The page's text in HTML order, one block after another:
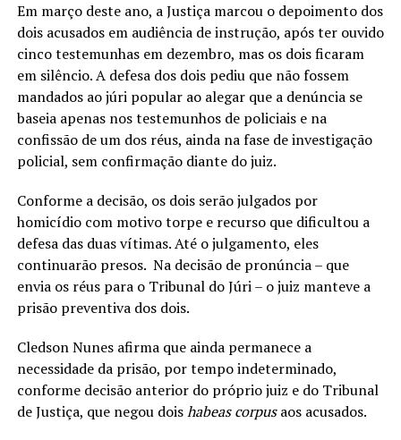
Em março deste ano, a Justiça marcou o depoimento dos
dois acusados em audiência de instrução, após ter ouvido
cinco testemunhas em dezembro, mas os dois ficaram
em silêncio. A defesa dos dois pediu que não fossem
mandados ao júri popular ao alegar que a denúncia se
baseia apenas nos testemunhos de policiais e na
confissão de um dos réus, ainda na fase de investigação
policial, sem confirmação diante do juiz.
Conforme a decisão, os dois serão julgados por
homicídio com motivo torpe e recurso que dificultou a
defesa das duas vítimas. Até o julgamento, eles
continuarão presos. Na decisão de pronúncia – que
envia os réus para o Tribunal do Júri – o juiz manteve a
prisão preventiva dos dois.
Cledson Nunes afirma que ainda permanece a
necessidade da prisão, por tempo indeterminado,
conforme decisão anterior do próprio juiz e do Tribunal
de Justiça, que negou doishabeas corpusaos acusados.